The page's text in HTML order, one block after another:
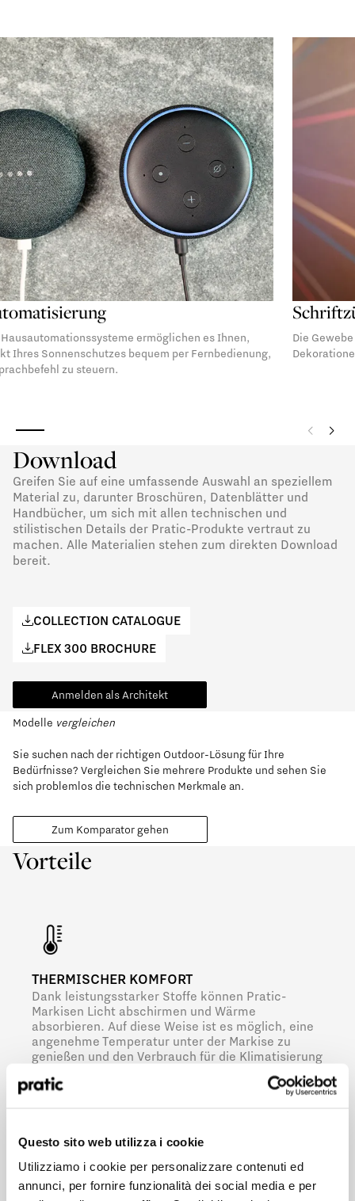
Questo sito web utilizza i cookie
Utilizziamo i cookie per personalizzare contenuti ed
annunci, per fornire funzionalità dei social media e per
Heimautomatisierung
Integrierte Hausautomationssysteme ermöglichen es Ihnen,
jeden Aspekt Ihres Sonnenschutzes bequem per Fernbedienung,
App oder Sprachbefehl zu steuern.
Download
Greifen Sie auf eine umfassende Auswahl an speziellem
Material zu, darunter Broschüren, Datenblätter und
Handbücher, um sich mit allen technischen und
stilistischen Details der Pratic-Produkte vertraut zu
machen. Alle Materialien stehen zum direkten Download
bereit.
COLLECTION CATALOGUE
FLEX 300 BROCHURE
Anmelden als Architekt
Modelle vergleichen
Sie suchen nach der richtigen Outdoor-Lösung für Ihre
Bedürfnisse? Vergleichen Sie mehrere Produkte und sehen Sie
sich problemlos die technischen Merkmale an.
Zum Komparator gehen
Vorteile
THERMISCHER KOMFORT
Dank leistungsstarker Stoffe können Pratic-
Markisen Licht abschirmen und Wärme
absorbieren. Auf diese Weise ist es möglich, eine
angenehme Temperatur unter der Markise zu
genießen und den Verbrauch für die Klimatisierung
MAßANFERTIGUNG
Jede Markise von Pratic ist ein Unikat, das auf die
HoReCa
Designer/Architekt